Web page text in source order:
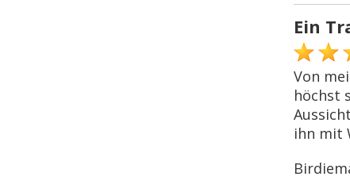
Ein
Von
höchst
ihn mit